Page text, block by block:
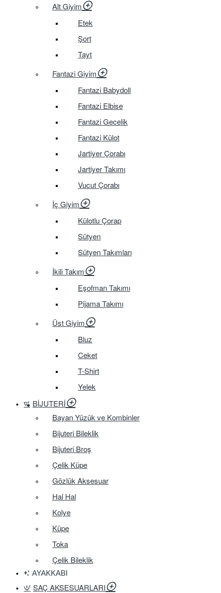
Alt Giyim
Etek
Şort
Tayt
Fantazi Giyim
Fantazi Babydoll
Fantazi Elbise
Fantazi Gecelik
Fantazi Külot
Jartiyer Çorabı
Jartiyer Takımı
Vucut Çorabı
İç Giyim
Külotlu Çorap
Sütyen
Sütyen Takımları
İkili Takım
Eşofman Takımı
Pijama Takımı
Üst Giyim
Bluz
Ceket
T-Shirt
Yelek
BIJUTERI
Bayan Yüzük ve Kombinler
Bijuteri Bileklik
Bijuteri Broş
Çelik Küpe
Gözlük Aksesuar
Hal Hal
Kolye
Küpe
Toka
Çelik Bileklik
AYAKKABI
SAÇ AKSESUARLARI